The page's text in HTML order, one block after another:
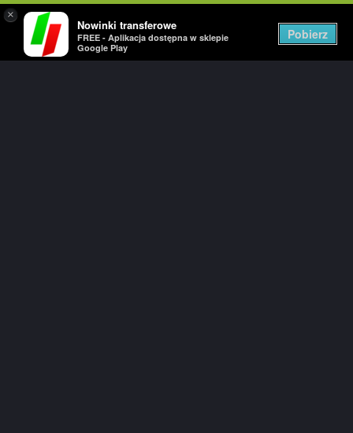
×
Nowinki transferowe
FREE - Aplikacja dostępna w sklepie
Google Play
Pobierz